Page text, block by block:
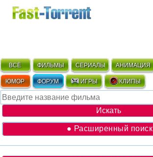
ВСЁ ФИЛЬМЫ СЕРИАЛЫ АНИМАЦИЯ
ЮМОР ФОРУМ ИГРЫ КЛИПЫ
● Расширенный поиск